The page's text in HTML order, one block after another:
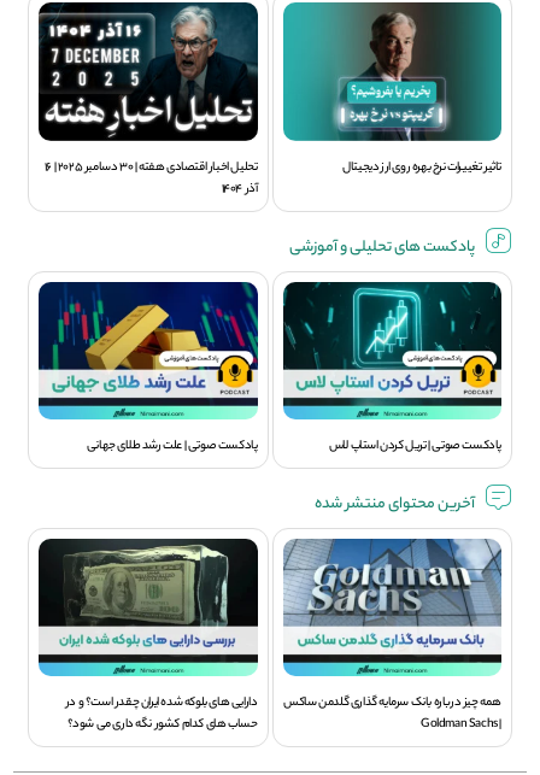
تاثیر تغییرات نرخ بهره روی ارز دیجیتال
تحلیل اخبار اقتصادی هفته | 30 دسامبر 2025 | 16
آذر 1404
پادکست های تحلیلی و آموزشی
پادکست صوتی | تریل کردن استاپ لاس پادکست صوتی | علت رشد طلای جهانی
آخرین محتوای منتشر شده
همه چیز درباره بانک سرمایه گذاری گلدمن ساکس
| Goldman Sachs
دارایی های بلوکه شده ایران چقدر است؟ و در
حساب های کدام کشور نگه داری می شود؟